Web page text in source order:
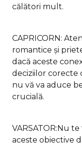
călători mult.
CAPRICORN:
romantice și
dacă aceste
deciziilor corecte
nu vă va aduce
crucială.
VARSATOR:Nu
aceste obiective